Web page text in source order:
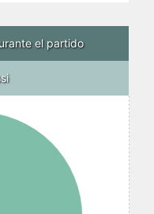
el partido